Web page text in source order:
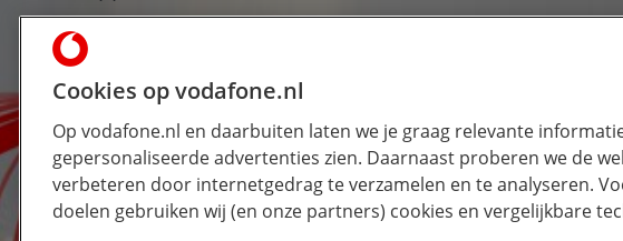
Cookies op vodafone.nl
Op vodafone.nl en daarbuiten laten we je graag relevante
gepersonaliseerde advertenties zien. Daarnaast proberen we de
verbeteren door internetgedrag te verzamelen en te analyseren.
doelen gebruiken wij (en onze partners) cookies en vergelijkbare